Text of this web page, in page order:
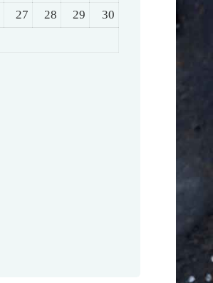
27 28 29
30